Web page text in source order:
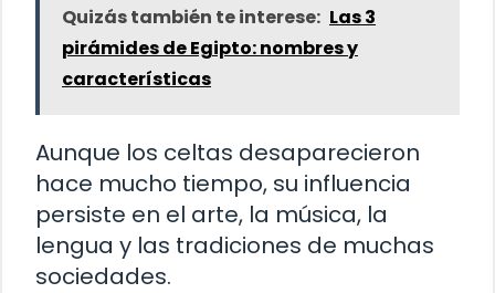
Quizás también te interese: Las 3
pirámides de Egipto: nombres y
características
Aunque los celtas desaparecieron
hace mucho tiempo, su influencia
persiste en el arte, la música, la
lengua y las tradiciones de muchas
sociedades.